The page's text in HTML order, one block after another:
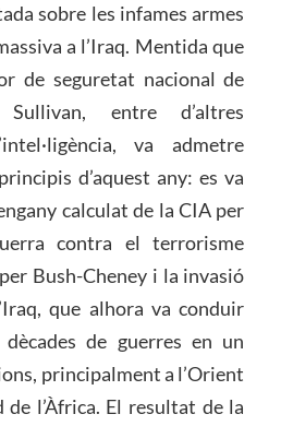
sobre les infames armes
a l’Iraq. Mentida que
de seguretat nacional de
entre d’altres
va admetre
d’aquest any: es va
calculat de la CIA per
contra el terrorisme
Bush-Cheney i la invasió
que alhora va conduir
de guerres en un
principalment a l’Orient
l’Àfrica. El resultat de la